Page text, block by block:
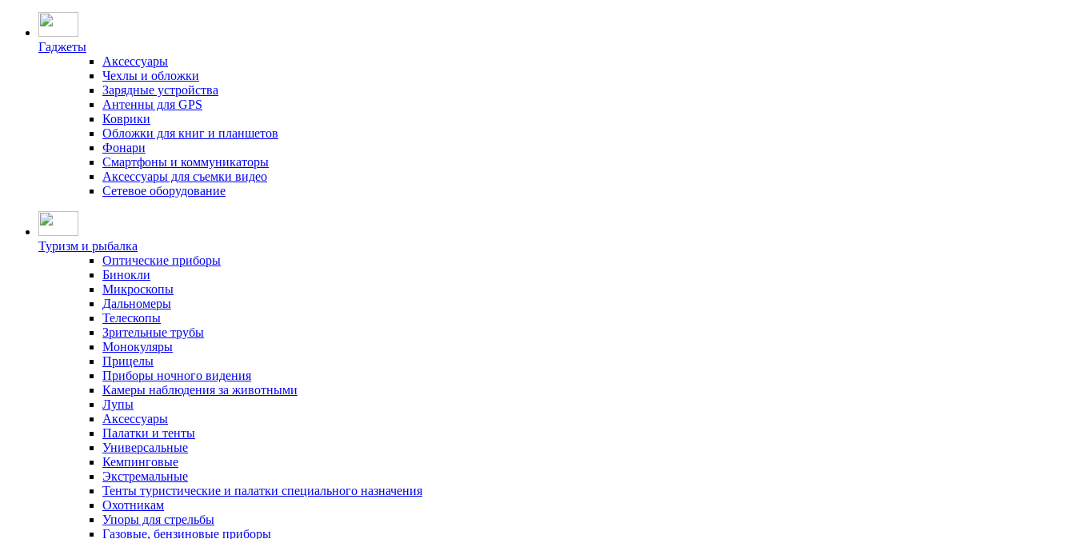
Гаджеты
Аксессуары
Чехлы и обложки
Зарядные устройства
Антенны для GPS
Коврики
Обложки для книг и планшетов
Фонари
Смартфоны и коммуникаторы
Аксессуары для съемки видео
Сетевое оборудование
Туризм и рыбалка
Оптические приборы
Бинокли
Микроскопы
Дальномеры
Телескопы
Зрительные трубы
Монокуляры
Прицелы
Приборы ночного видения
Камеры наблюдения за животными
Лупы
Аксессуары
Палатки и тенты
Универсальные
Кемпинговые
Экстремальные
Тенты туристические и палатки специального назначения
Охотникам
Упоры для стрельбы
Газовые, бензиновые приборы